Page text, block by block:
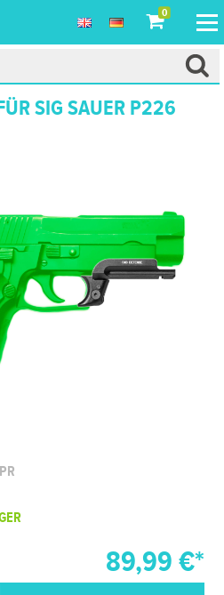
0
SIG SAUER P226
89,99 €*